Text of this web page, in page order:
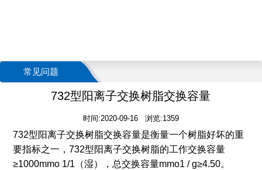
常见问题
732型阳离子交换树脂交换容量
时间:2020-09-16 浏览:1359
732型阳离子交换树脂交换容量是衡量一个树脂好坏的重
要指标之一，732型阳离子交换树脂的工作交换容量
≥1000mmo 1/1（湿），总交换容量mmo1 / g≥4.50。